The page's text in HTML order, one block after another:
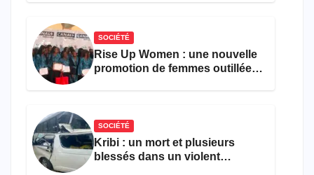
SOCIÉTÉ
Rise Up Women : une nouvelle
promotion de femmes outillées
SOCIÉTÉ
Kribi : un mort et plusieurs
blessés dans un violent